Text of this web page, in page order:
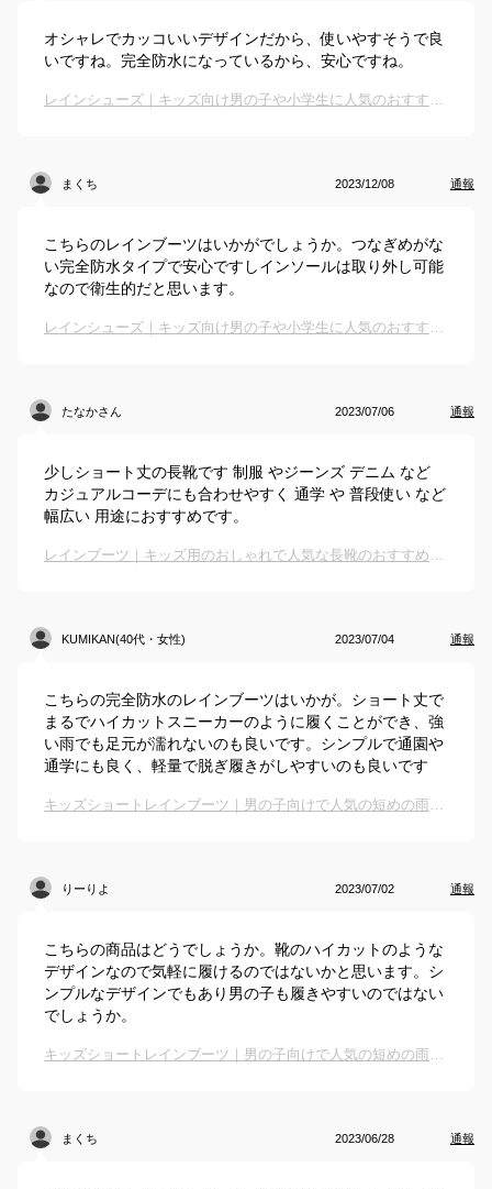
オシャレでカッコいいデザインだから、使いやすそうで良
いですね。完全防水になっているから、安心ですね。
レインシューズ｜キッズ向け男の子や小学生に人気のおすすめは？
まくち 2023/12/08 通報
こちらのレインブーツはいかがでしょうか。つなぎめがな
い完全防水タイプで安心ですしインソールは取り外し可能
なので衛生的だと思います。
レインシューズ｜キッズ向け男の子や小学生に人気のおすすめは？
たなかさん 2023/07/06 通報
少しショート丈の長靴です 制服 やジーンズ デニム など
カジュアルコーデにも合わせやすく 通学 や 普段使い など
幅広い 用途におすすめです。
レインブーツ｜キッズ用のおしゃれで人気な長靴のおすすめは？
KUMIKAN(40代・女性) 2023/07/04 通報
こちらの完全防水のレインブーツはいかが。ショート丈で
まるでハイカットスニーカーのように履くことができ、強
い雨でも足元が濡れないのも良いです。シンプルで通園や
通学にも良く、軽量で脱ぎ履きがしやすいのも良いです
キッズショートレインブーツ｜男の子向けで人気の短めの雨靴のおすすめは？
りーりよ 2023/07/02 通報
こちらの商品はどうでしょうか。靴のハイカットのような
デザインなので気軽に履けるのではないかと思います。シ
ンプルなデザインでもあり男の子も履きやすいのではない
でしょうか。
キッズショートレインブーツ｜男の子向けで人気の短めの雨靴のおすすめは？
まくち 2023/06/28 通報